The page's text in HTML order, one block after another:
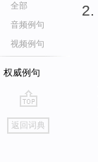
全部
音频例句
视频例句
权威例句
go
top
返回词典